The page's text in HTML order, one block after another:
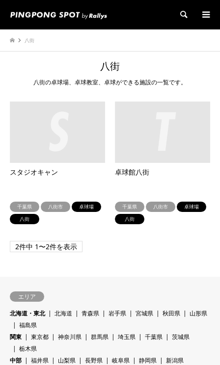
検索
八街
八街
八街の卓球場、卓球教室、卓球ができる施設の一覧です。
スタジオキャン
千葉県 八街市
卓球場
八街
卓球館八街
千葉県 八街市
卓球場
八街
2件中 1〜2件を表示
エリア
北海道・東北
北海道 青森県 岩手県 宮城県 秋田県
山形県
福島県
関東
東京都 神奈川県 群馬県 埼玉県 千葉県
茨城県
栃木県
中部
福井県 山梨県 長野県 岐阜県 静岡県
新潟県